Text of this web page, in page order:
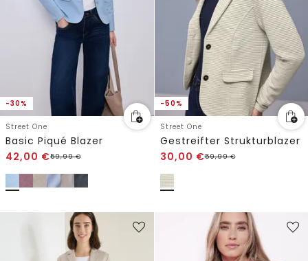
-30%
Street One
Basic Piqué Blazer
42,00 €59,99€
-50%
Street One
Gestreifter Strukturblazer
30,00 €59,99€